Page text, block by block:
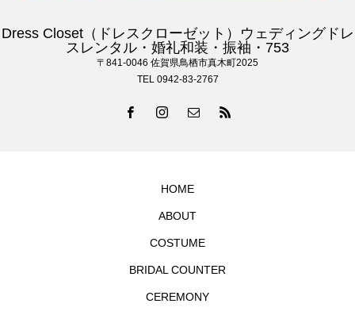
Dress Closet（ドレスクローゼット）ウェディングドレ
スレンタル・婚礼和装・振袖・753
〒841-0046 佐賀県鳥栖市真木町2025
TEL 0942-83-2767
HOME
ABOUT
COSTUME
BRIDAL COUNTER
CEREMONY